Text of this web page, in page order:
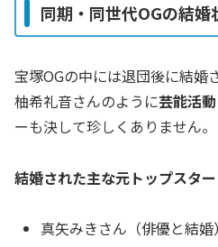
同期・同世代OGの結婚
宝塚OGの中には退団後に結婚
柚希礼音さんのように芸能活
ーも決して珍しくありません。
結婚された主な元トップスター
真矢みきさん（俳優と結婚）